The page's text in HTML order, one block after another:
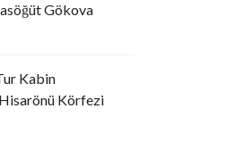
Gökova
Kabin
Körfezi